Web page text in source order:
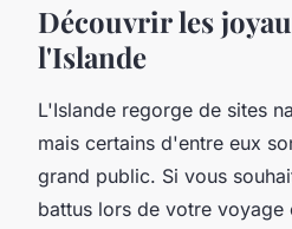
Découvrir les
l'Islande
L'Islande regorge de sites
mais certains d'entre eux
grand public. Si vous
battus lors de votre voyage